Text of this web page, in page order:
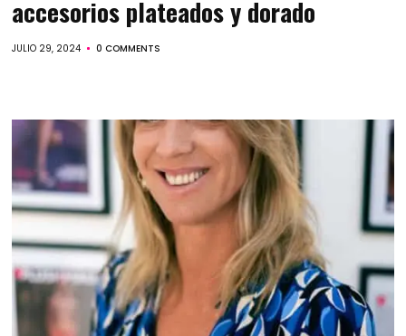
accesorios plateados y dorado
JULIO 29, 2024 0 COMMENTS